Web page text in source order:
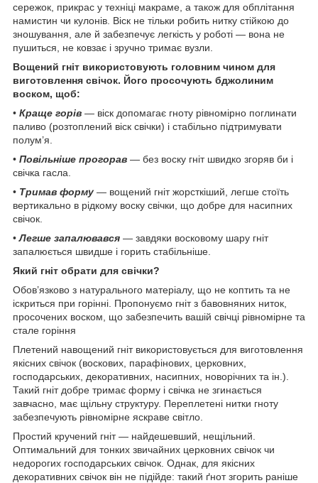
сережок, прикрас у техніці макраме, а також для обплітання
намистин чи кулонів. Віск не тільки робить нитку стійкою до
зношування, але й забезпечує легкість у роботі — вона не
пушиться, не ковзає і зручно тримає вузли.
Вощений гніт використовують головним чином для
виготовлення свічок. Його просочують бджолиним
воском, щоб:
• Краще горів — віск допомагає гноту рівномірно поглинати
паливо (розтоплений віск свічки) і стабільно підтримувати
полум’я.
• Повільніше прогорав — без воску гніт швидко згоряв би і
свічка гасла.
• Тримав форму — вощений гніт жорсткіший, легше стоїть
вертикально в рідкому воску свічки, що добре для насипних
свічок.
•Легше запалювався — завдяки восковому шару гніт
запалюється швидше і горить стабільніше.
Який гніт обрати для свічки?
Обов’язково з натурального матеріалу, що не коптить та не
іскриться при горінні. Пропонуємо гніт з бавовняних ниток,
просочених воском, що забезпечить вашій свічці рівномірне та
стале горіння
Плетений навощений гніт використовується для виготовлення
якісних свічок (воскових, парафінових, церковних,
господарських, декоративних, насипних, новорічних та ін.).
Такий гніт добре тримає форму і свічка не згинається
завчасно, має щільну структуру. Переплетені нитки гноту
забезпечують рівномірне яскраве світло.
Простий кручений гніт — найдешевший, нещільний.
Оптимальний для тонких звичайних церковних свічок чи
недорогих господарських свічок. Однак, для якісних
декоративних свічок він не підійде: такий ґнот згорить раніше